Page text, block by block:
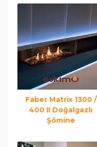
Faber Matrix 1300 /
400 II Doğalgazlı
Şömine